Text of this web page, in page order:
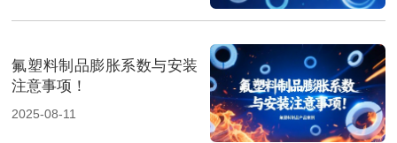
氟塑料制品膨胀系数与安装
注意事项！
2025-08-11